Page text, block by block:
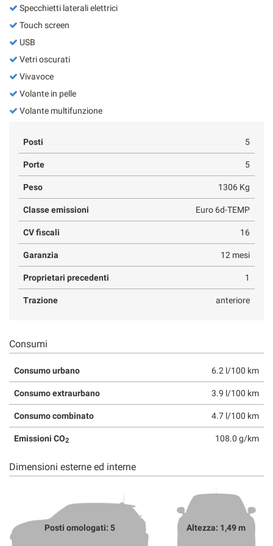
Specchietti laterali elettrici
Touch screen
USB
Vetri oscurati
Vivavoce
Volante in pelle
Volante multifunzione
Posti 5
Porte 5
Peso 1306 Kg
Classe emissioni Euro 6d-TEMP
CV fiscali 16
Garanzia 12 mesi
Proprietari precedenti 1
Trazione anteriore
Consumi
Consumo urbano 6.2 l/100 km
Consumo extraurbano 3.9 l/100 km
Consumo combinato 4.7 l/100 km
Emissioni CO2 108.0 g/km
Dimensioni esterne ed interne
Posti omologati: 5 Altezza: 1,49 m